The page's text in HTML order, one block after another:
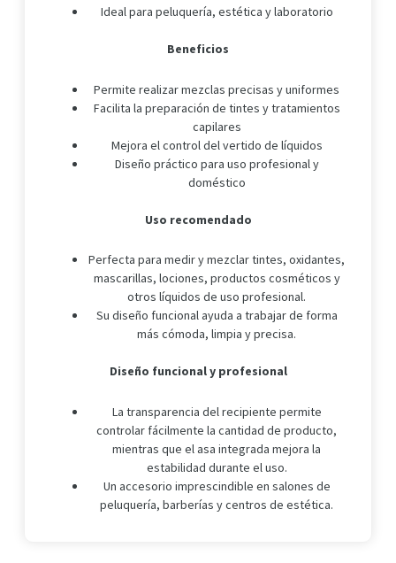
Ideal para peluquería, estética y laboratorio
Beneficios
Permite realizar mezclas precisas y uniformes
Facilita la preparación de tintes y tratamientos
capilares
Mejora el control del vertido de líquidos
Diseño práctico para uso profesional y
doméstico
Uso recomendado
Perfecta para medir y mezclar tintes, oxidantes,
mascarillas, lociones, productos cosméticos y
otros líquidos de uso profesional.
Su diseño funcional ayuda a trabajar de forma
más cómoda, limpia y precisa.
Diseño funcional y profesional
La transparencia del recipiente permite
controlar fácilmente la cantidad de producto,
mientras que el asa integrada mejora la
estabilidad durante el uso.
Un accesorio imprescindible en salones de
peluquería, barberías y centros de estética.